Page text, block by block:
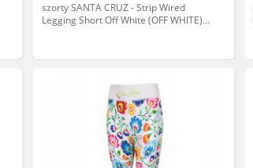
szorty SANTA CRUZ - Strip Wired
Legging Short Off White (OFF WHITE)